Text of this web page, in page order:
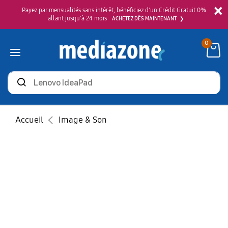
×
Payez par mensualités sans intérêt, bénéficiez d'un Crédit Gratuit 0%
allant jusqu'à 24 mois
ACHETEZ DÈS MAINTENANT
Rechercher
des
produits
0
Accueil Image & Son